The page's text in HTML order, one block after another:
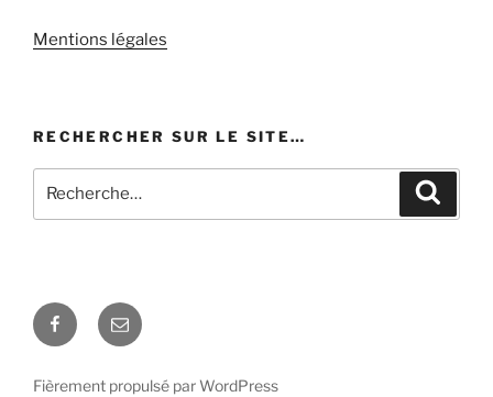
Mentions légales
RECHERCHER SUR LE SITE…
pour
Facebook
E-
mail
Fièrement propulsé par WordPress